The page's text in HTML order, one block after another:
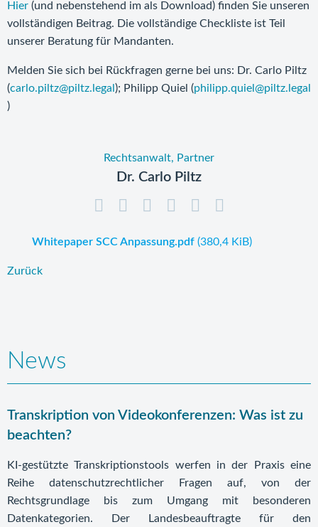
Hier (und nebenstehend im als Download) finden Sie unseren
vollständigen Beitrag. Die vollständige Checkliste ist Teil
unserer Beratung für Mandanten.
Melden Sie sich bei Rückfragen gerne bei uns: Dr. Carlo Piltz
(carlo.piltz@piltz.legal ); Philipp Quiel (philipp.quiel@piltz.legal
)
Rechtsanwalt, Partner
Dr. Carlo Piltz
Whitepaper SCC Anpassung.pdf (380,4 KiB)
Zurück
News
Transkription von Videokonferenzen: Was ist zu
beachten?
KI-gestützte Transkriptionstools werfen in der Praxis eine
Reihe datenschutzrechtlicher Fragen auf, von der
Rechtsgrundlage bis zum Umgang mit besonderen
Datenkategorien. Der Landesbeauftragte für den